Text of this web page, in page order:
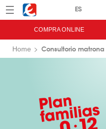
Menú Eroski
COMPRA ONLINE
Home Consultorio matrona